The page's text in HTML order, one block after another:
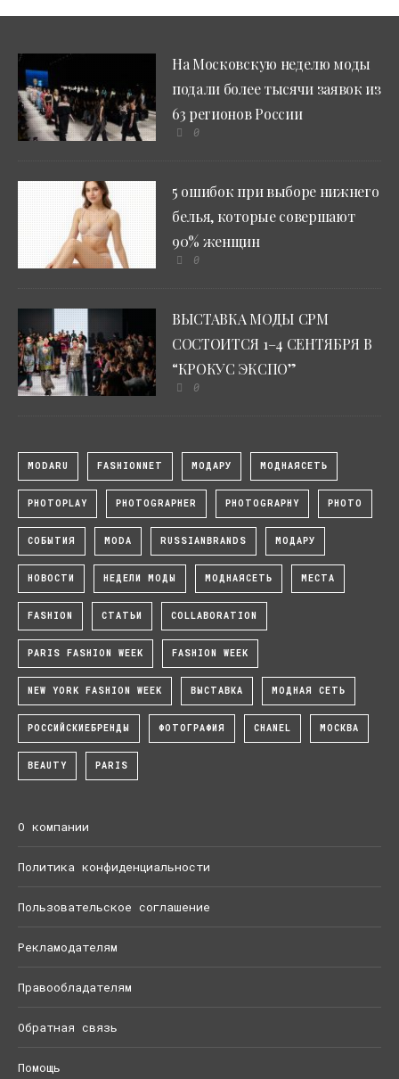
На Московскую неделю моды
подали более тысячи заявок из
63 регионов России
0
5 ошибок при выборе нижнего
белья, которые совершают
90% женщин
0
ВЫСТАВКА МОДЫ CPM
СОСТОИТСЯ 1–4 СЕНТЯБРЯ В
“КРОКУС ЭКСПО”
0
MODARU FASHIONNET МОДАРУ МОДНАЯСЕТЬ
PHOTOPLAY PHOTOGRAPHER PHOTOGRAPHY PHOTO
СОБЫТИЯ MODA RUSSIANBRANDS МОДАРУ
НОВОСТИ НЕДЕЛИ МОДЫ МОДНАЯСЕТЬ МЕСТА
FASHION СТАТЬИ COLLABORATION
PARIS FASHION WEEK FASHION WEEK
NEW YORK FASHION WEEK ВЫСТАВКА МОДНАЯ СЕТЬ
РОССИЙСКИЕБРЕНДЫ ФОТОГРАФИЯ CHANEL МОСКВА
BEAUTY PARIS
О компании
Политика конфиденциальности
Пользовательское соглашение
Рекламодателям
Правообладателям
Обратная связь
Помощь